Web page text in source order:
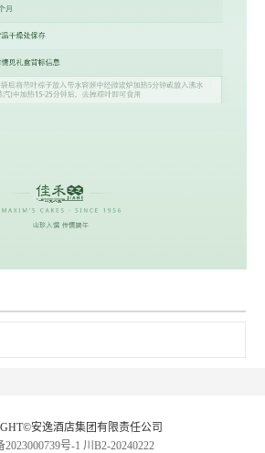
安逸酒店集团有限责任公司
2023000739号-1 川B2-20240222